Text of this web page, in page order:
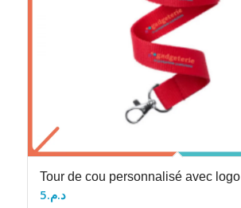
Tour de cou personnalisé avec logo
د.م.5